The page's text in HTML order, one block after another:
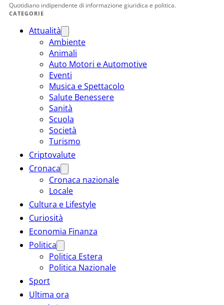
Quotidiano indipendente di informazione giuridica e politica.
CATEGORIE
Attualità
Ambiente
Animali
Auto Motori e Automotive
Eventi
Musica e Spettacolo
Salute Benessere
Sanità
Scuola
Società
Turismo
Criptovalute
Cronaca
Cronaca nazionale
Locale
Cultura e Lifestyle
Curiosità
Economia Finanza
Politica
Politica Estera
Politica Nazionale
Sport
Ultima ora